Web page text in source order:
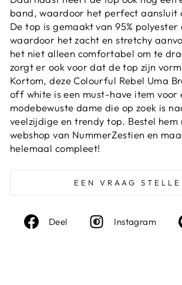
band, waardoor het perfect aansluit
De top is gemaakt van 95% polyester
waardoor het zacht en stretchy
het niet alleen comfortabel om te
zorgt er ook voor dat de top zijn
Kortom, deze Colourful Rebel Uma
off white is een must-have item voor
modebewuste dame die op zoek is
veelzijdige en trendy top. Bestel hem
webshop van NummerZestien en
helemaal compleet!
EEN VRAAG
Deel
Deel
Instagram